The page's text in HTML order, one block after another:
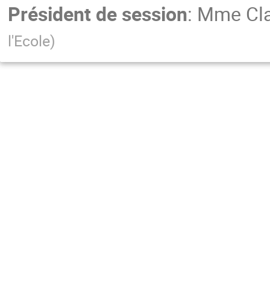
Président de session: Mme
l'Ecole)